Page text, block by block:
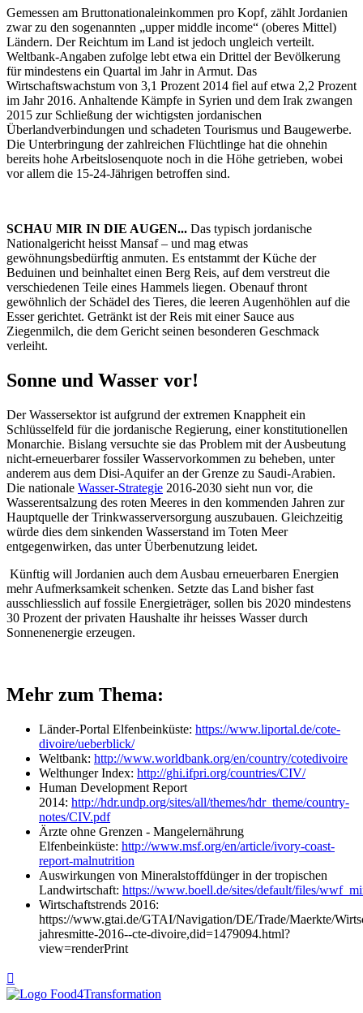
Gemessen am Bruttonationaleinkommen pro Kopf, zählt Jordanien
zwar zu den sogenannten „upper middle income“ (oberes Mittel)
Ländern. Der Reichtum im Land ist jedoch ungleich verteilt.
Weltbank-Angaben zufolge lebt etwa ein Drittel der Bevölkerung
für mindestens ein Quartal im Jahr in Armut. Das
Wirtschaftswachstum von 3,1 Prozent 2014 fiel auf etwa 2,2 Prozent
im Jahr 2016. Anhaltende Kämpfe in Syrien und dem Irak zwangen
2015 zur Schließung der wichtigsten jordanischen
Überlandverbindungen und schadeten Tourismus und Baugewerbe.
Die Unterbringung der zahlreichen Flüchtlinge hat die ohnehin
bereits hohe Arbeitslosenquote noch in die Höhe getrieben, wobei
vor allem die 15-24-Jährigen betroffen sind.
SCHAU MIR IN DIE AUGEN... Das typisch jordanische
Nationalgericht heisst Mansaf – und mag etwas
gewöhnungsbedürftig anmuten. Es entstammt der Küche der
Beduinen und beinhaltet einen Berg Reis, auf dem verstreut die
verschiedenen Teile eines Hammels liegen. Obenauf thront
gewöhnlich der Schädel des Tieres, die leeren Augenhöhlen auf die
Esser gerichtet. Getränkt ist der Reis mit einer Sauce aus
Ziegenmilch, die dem Gericht seinen besonderen Geschmack
verleiht.
Sonne und Wasser vor!
Der Wassersektor ist aufgrund der extremen Knappheit ein
Schlüsselfeld für die jordanische Regierung, einer konstitutionellen
Monarchie. Bislang versuchte sie das Problem mit der Ausbeutung
nicht-erneuerbarer fossiler Wasservorkommen zu beheben, unter
anderem aus dem Disi-Aquifer an der Grenze zu Saudi-Arabien.
Die nationale Wasser-Strategie 2016-2030 sieht nun vor, die
Wasserentsalzung des roten Meeres in den kommenden Jahren zur
Hauptquelle der Trinkwasserversorgung auszubauen. Gleichzeitig
würde dies dem sinkenden Wasserstand im Toten Meer
entgegenwirken, das unter Überbenutzung leidet.
Künftig will Jordanien auch dem Ausbau erneuerbaren Energien
mehr Aufmerksamkeit schenken. Setzte das Land bisher fast
ausschliesslich auf fossile Energieträger, sollen bis 2020 mindestens
30 Prozent der privaten Haushalte ihr heisses Wasser durch
Sonnenenergie erzeugen.
Mehr zum Thema:
Länder-Portal Elfenbeinküste: https://www.liportal.de/cote-
divoire/ueberblick/
Weltbank: http://www.worldbank.org/en/country/cotedivoire
Welthunger Index: http://ghi.ifpri.org/countries/CIV/
Human Development Report
2014: http://hdr.undp.org/sites/all/themes/hdr_theme/country-
notes/CIV.pdf
Ärzte ohne Grenzen - Mangelernährung
Elfenbeinküste: http://www.msf.org/en/article/ivory-coast-
report-malnutrition
Auswirkungen von Mineralstoffdünger in der tropischen
Landwirtschaft: https://www.boell.de/sites/default/files/
Wirtschaftstrends 2016:
https://www.gtai.de/GTAI/Navigation/DE/Trade/Maerkte/
jahresmitte-2016--cte-divoire,did=1479094.html?
view=renderPrint
